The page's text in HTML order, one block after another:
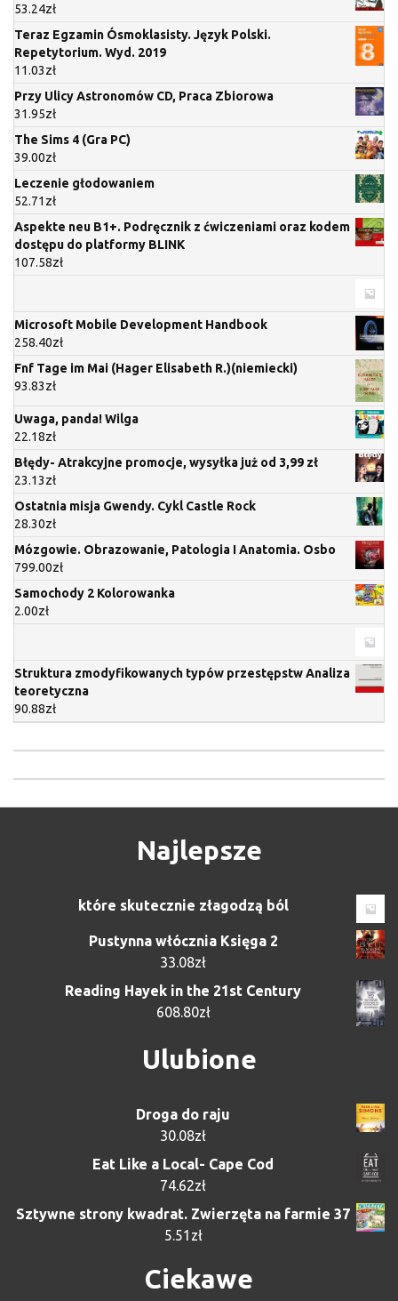
53.24zł
Teraz Egzamin Ósmoklasisty. Język Polski.
Repetytorium. Wyd. 2019
11.03zł
Przy Ulicy Astronomów CD, Praca Zbiorowa
31.95zł
The Sims 4 (Gra PC)
39.00zł
Leczenie głodowaniem
52.71 zł
Aspekte neu B1+. Podręcznik z ćwiczeniami oraz kodem
dostępu do platformy BLINK
107.58zł
Microsoft Mobile Development Handbook
258.40zł
Fnf Tage im Mai (Hager Elisabeth R.)(niemiecki)
93.83zł
Uwaga, panda! Wilga
22.18zł
Błędy- Atrakcyjne promocje, wysyłka już od 3,99 zł
23.13zł
Ostatnia misja Gwendy. Cykl Castle Rock
28.30zł
Mózgowie. Obrazowanie, Patologia I Anatomia. Osbo
799.00zł
Samochody 2 Kolorowanka
2.00zł
Struktura zmodyfikowanych typów przestępstw Analiza
teoretyczna
90.88zł
Najlepsze
które skutecznie złagodzą ból
Pustynna włócznia Księga 2
33.08zł
Reading Hayek in the 21st Century
608.80zł
Ulubione
Droga do raju
30.08zł
Eat Like a Local- Cape Cod
74.62zł
Sztywne strony kwadrat. Zwierzęta na farmie 37
5.51 zł
Ciekawe